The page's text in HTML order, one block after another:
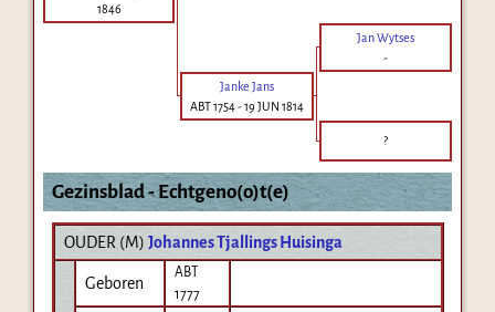
1846
Jan Wytses
-
Janke Jans
ABT 1754-19 JUN 1814
?
Gezinsblad - Echtgeno(o)t(e)
OUDER (M) Johannes Tjallings Huisinga
Geboren
ABT
1777